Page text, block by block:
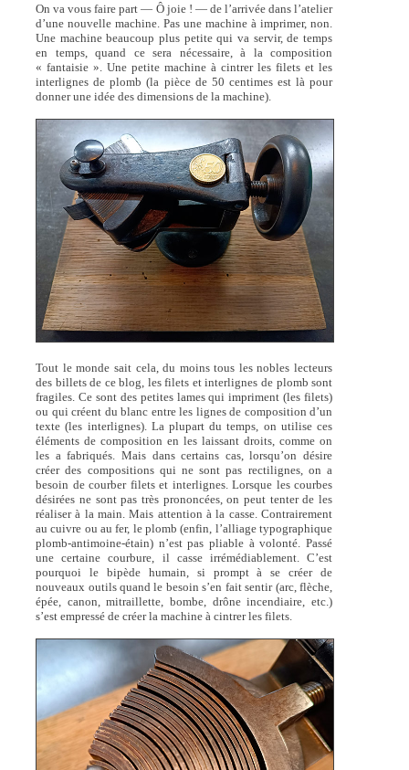
On va vous faire part — Ô joie ! — de l’arrivée dans l’atelier
d’une nouvelle machine. Pas une machine à imprimer, non.
Une machine beaucoup plus petite qui va servir, de temps
en temps, quand ce sera nécessaire, à la composition
« fantaisie ». Une petite machine à cintrer les filets et les
interlignes de plomb (la pièce de 50 centimes est là pour
donner une idée des dimensions de la machine).
Tout le monde sait cela, du moins tous les nobles lecteurs
des billets de ce blog, les filets et interlignes de plomb sont
fragiles. Ce sont des petites lames qui impriment (les filets)
ou qui créent du blanc entre les lignes de composition d’un
texte (les interlignes). La plupart du temps, on utilise ces
éléments de composition en les laissant droits, comme on
les a fabriqués. Mais dans certains cas, lorsqu’on désire
créer des compositions qui ne sont pas rectilignes, on a
besoin de courber filets et interlignes. Lorsque les courbes
désirées ne sont pas très prononcées, on peut tenter de les
réaliser à la main. Mais attention à la casse. Contrairement
au cuivre ou au fer, le plomb (enfin, l’alliage typographique
plomb-antimoine-étain) n’est pas pliable à volonté. Passé
une certaine courbure, il casse irrémédiablement. C’est
pourquoi le bipède humain, si prompt à se créer de
nouveaux outils quand le besoin s’en fait sentir (arc, flèche,
épée, canon, mitraillette, bombe, drône incendiaire, etc.)
s’est empressé de créer la machine à cintrer les filets.